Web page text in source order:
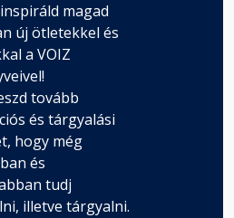
magad
új ötletekkel és
a VOIZ
tovább
és tárgyalási
hogy még
és
tudj
illetve tárgyalni.